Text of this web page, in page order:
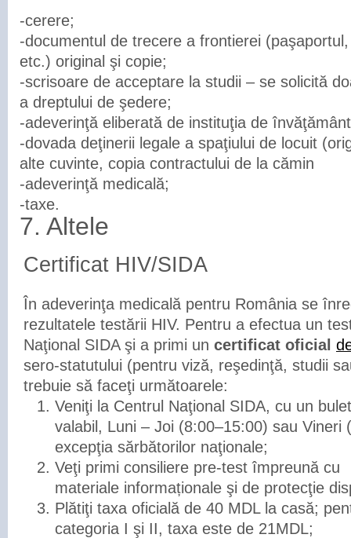
-cerere;
-documentul de trecere a frontierei
etc.) original şi copie;
-scrisoare de acceptare la studii – se solicită
a dreptului de şedere;
-adeverinţă eliberată de instituţia de
-dovada deţinerii legale a spaţiului de locuit
alte cuvinte, copia contractului de la cămin
-adeverinţă medicală;
-taxe.
7. Altele
Certificat HIV/SIDA
În adeverinţa medicală pentru România se
rezultatele testării HIV. Pentru a efectua un
Naţional SIDA şi a primi un certificat oficial
sero-statutului (pentru viză, reşedinţă, studii
trebuie să faceţi următoarele:
Veniţi la Centrul Naţional SIDA, cu un
valabil, Luni – Joi (8:00–15:00) sau Vineri
excepţia sărbătorilor naţionale;
Veţi primi consiliere pre-test împreună cu
materiale informaționale şi de protecţie
Plătiţi taxa oficială de 40 MDL la casă;
categoria I şi II, taxa este de 21MDL;